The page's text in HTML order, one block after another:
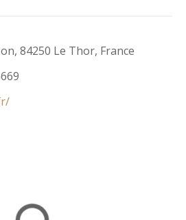
84250 Le Thor, France